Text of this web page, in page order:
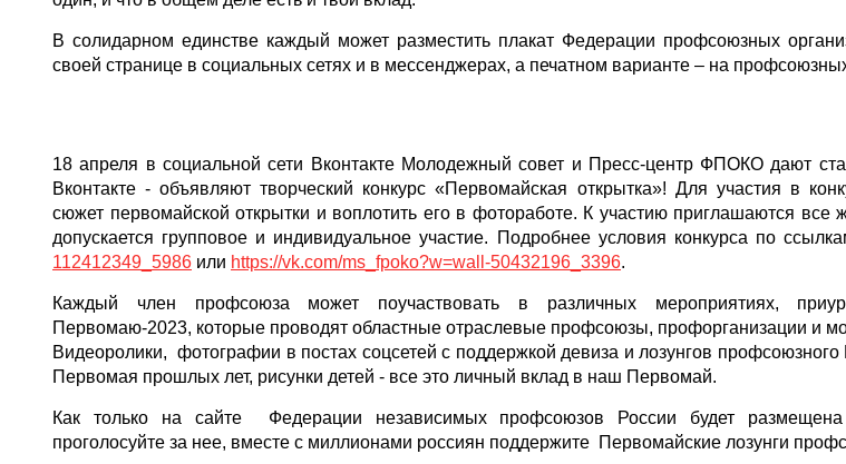
В солидарном единстве каждый может разместить плакат Федерации профсоюзных
своей странице в социальных сетях и в мессенджерах, а печатном варианте – на
18 апреля в социальной сети Вконтакте Молодежный совет и Пресс-центр ФПОКО дают
Вконтакте - объявляют творческий конкурс «Первомайская открытка»! Для участия в
сюжет первомайской открытки и воплотить его в фотоработе. К участию приглашаются
допускается групповое и индивидуальное участие. Подробнее условия конкурса по
112412349_5986 или https://vk.com/ms_fpoko?w=wall-50432196_3396.
Каждый член профсоюза может поучаствовать в различных мероприятиях,
Первомаю-2023, которые проводят областные отраслевые профсоюзы, профорганизации и
Видеоролики, фотографии в постах соцсетей с поддержкой девиза и лозунгов
Первомая прошлых лет, рисунки детей - все это личный вклад в наш Первомай.
Как только на сайте Федерации независимых профсоюзов России будет
проголосуйте за нее, вместе с миллионами россиян поддержите Первомайские лозунги